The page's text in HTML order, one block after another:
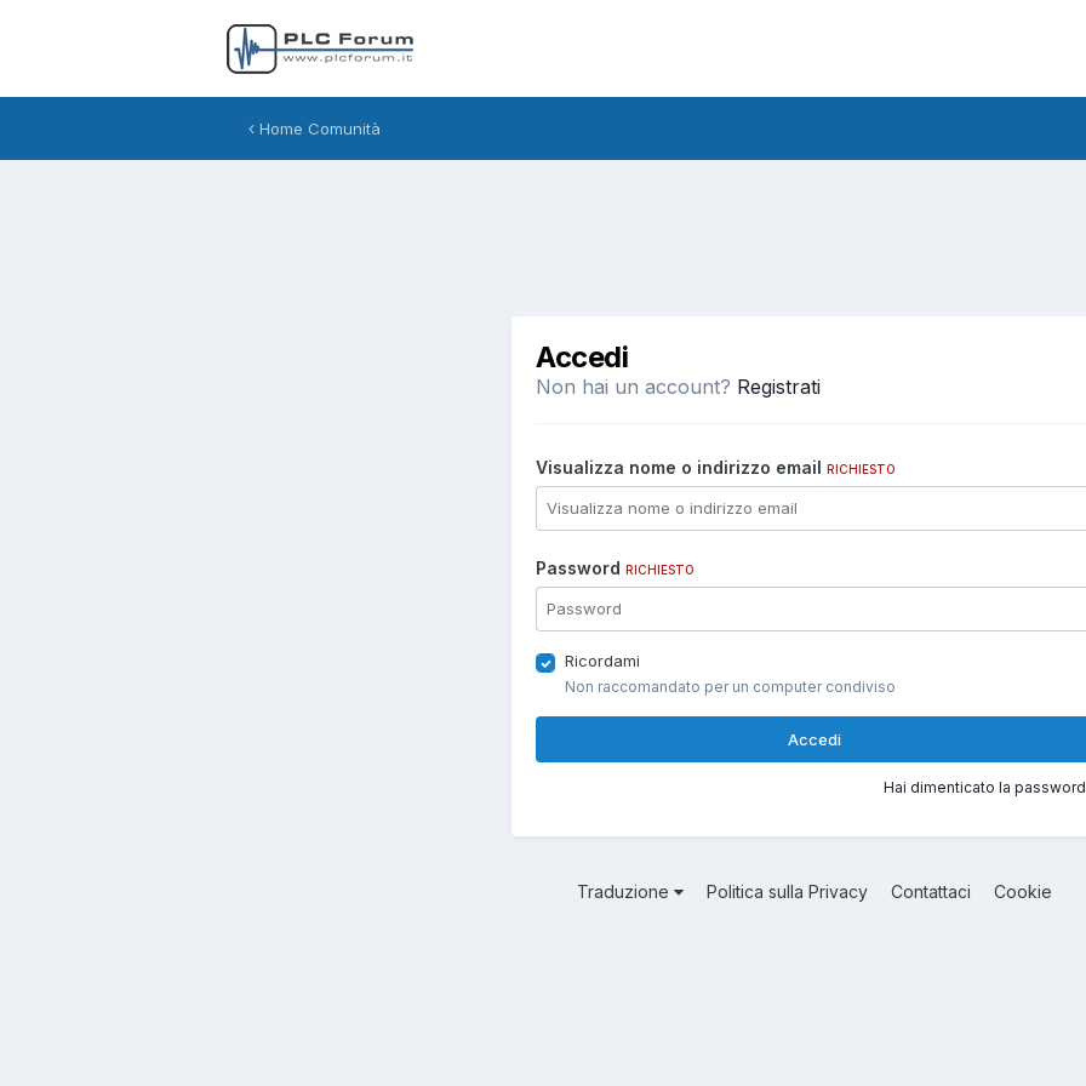
Home Comunità
Accedi
Non hai un account? Registrati
Visualizza nome o indirizzo email RICHIESTO
Password RICHIESTO
Ricordami
Non raccomandato per un computer condiviso
Accedi
Hai dimenticato la
Traduzione Politica sulla Privacy Contattaci Cookie